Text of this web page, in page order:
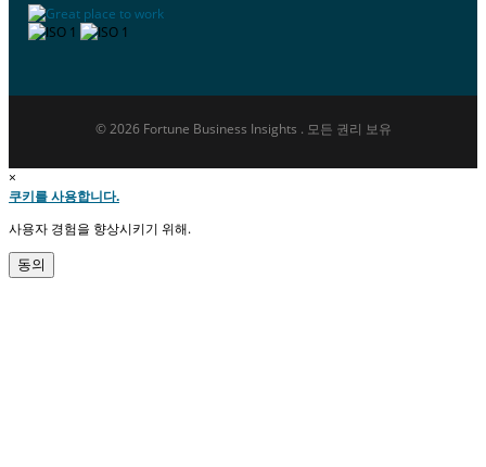
© 2026 Fortune Business Insights . 모든 권리 보유
×
쿠키를 사용합니다.
사용자 경험을 향상시키기 위해.
동의